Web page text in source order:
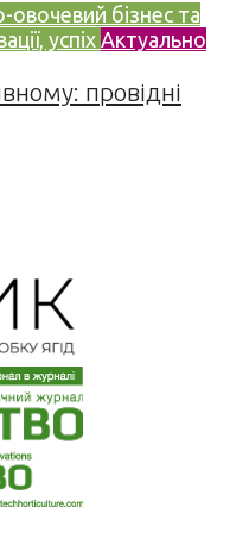
бізнес та
успіх Актуально
провідні